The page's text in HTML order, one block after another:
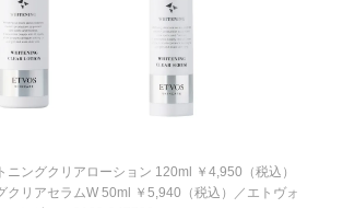
ニングクリアローション 120ml ￥4,950（税込）
クリアセラムW 50ml ￥5,940（税込）／エトヴォ